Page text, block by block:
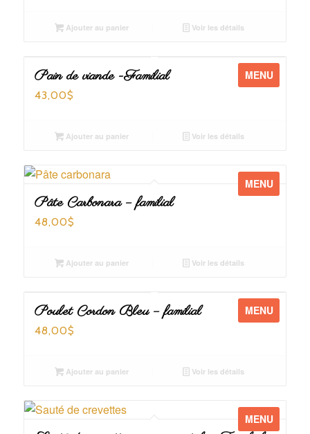
Ajouter au panier Voir les détails
MENU
Pain de viande -Familial
43,00$
Ajouter au panier Voir les détails
MENU
Pâte Carbonara – familial
48,00$
Ajouter au panier Voir les détails
MENU
Poulet Cordon Bleu – familial
48,00$
Ajouter au panier Voir les détails
MENU